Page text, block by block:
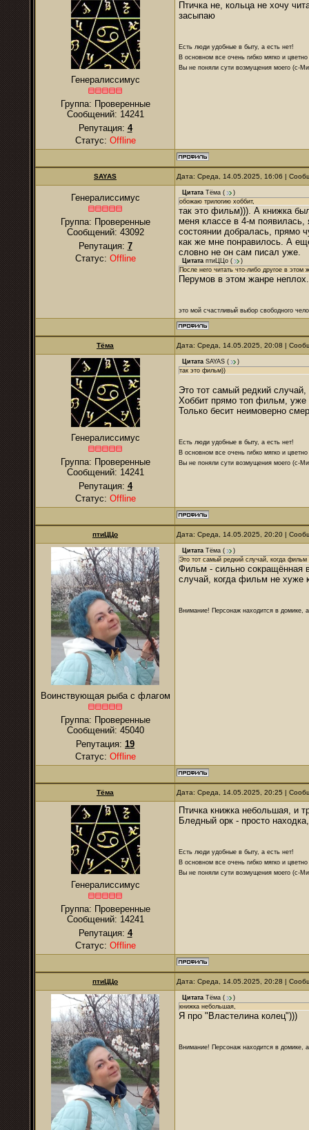
Генералиссимус
Группа: Проверенные
Сообщений: 14241
Репутация: 4
Статус: Offline
Птичка не, кольца не хочу
засыпаю
Есть люди удобные в быту, а есть нет!
В основном все очень гибко мягко и цветно
Вы не поняли сути возмущения моего (с-
SAYAS Дата: Среда, 14.05.2025, 16:06 |
Генералиссимус
Группа: Проверенные
Сообщений: 43092
Репутация: 7
Статус: Offline
Цитата Тёма (
)
обожаю трилогию хоббит,
так это фильм))). А книжка
меня классе в 4-м
состоянии добралась, прямо
как же мне понравилось. А
словно не он сам писал уже.
Цитата птиЦЦо (
)
После него читать что-либо другое в этом
Перумов в этом жанре неплох.
это мой счастливый выбор свободного
Тёма Дата: Среда, 14.05.2025, 20:08 |
Генералиссимус
Группа: Проверенные
Сообщений: 14241
Репутация: 4
Статус: Offline
Цитата SAYAS (
)
так это фильм))
Это тот самый редкий
Хоббит прямо топ фильм,
Только бесит неимоверно
Есть люди удобные в быту, а есть нет!
В основном все очень гибко мягко и цветно
Вы не поняли сути возмущения моего (с-
птиЦЦо Дата: Среда, 14.05.2025, 20:20 |
Воинствующая рыба с флагом
Группа: Проверенные
Сообщений: 45040
Репутация: 19
Статус: Offline
Цитата Тёма (
)
Это тот самый редкий случай, когда фильм
Фильм - сильно сокращённая
случай, когда фильм не хуже
Внимание! Персонаж находится в домике,
Тёма Дата: Среда, 14.05.2025, 20:25 |
Генералиссимус
Группа: Проверенные
Сообщений: 14241
Репутация: 4
Статус: Offline
Птичка книжка небольшая, и
Бледный орк - просто
Есть люди удобные в быту, а есть нет!
В основном все очень гибко мягко и цветно
Вы не поняли сути возмущения моего (с-
птиЦЦо Дата: Среда, 14.05.2025, 20:28 |
Цитата Тёма (
)
книжка небольшая,
Я про "Властелина колец")))
Внимание! Персонаж находится в домике,